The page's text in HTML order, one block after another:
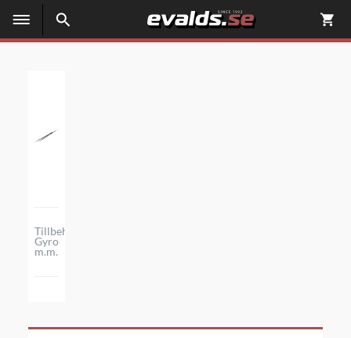
Tillbehör,
Gyro
m.m.